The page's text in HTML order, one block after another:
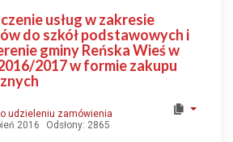
usług w zakresie
do szkół podstawowych i
gminy Reńska Wieś w
2017 w formie zakupu
udzieleniu zamówienia
2016
Odsłony: 2865